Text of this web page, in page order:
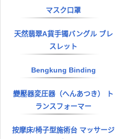
マスク口罩
天然翡翠A貨手镯バングル ブレ
スレット
Bengkung Binding
變壓器変圧器（へんあつき） ト
ランスフォーマー
按摩床/椅子型施術台 マッサージ